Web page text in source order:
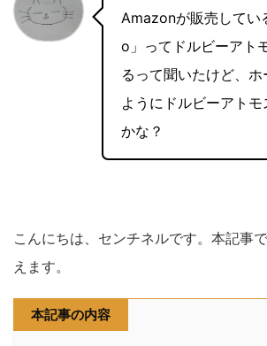
Amazonが販売して
o」ってドルビーアト
るって聞いたけど、
ようにドルビーアト
かな？
こんにちは、センチネルです。本記事
えます。
本記事の内容